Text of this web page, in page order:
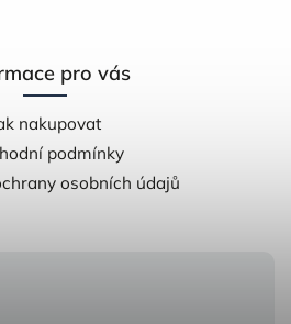
pro vás
nakupovat
podmínky
osobních údajů